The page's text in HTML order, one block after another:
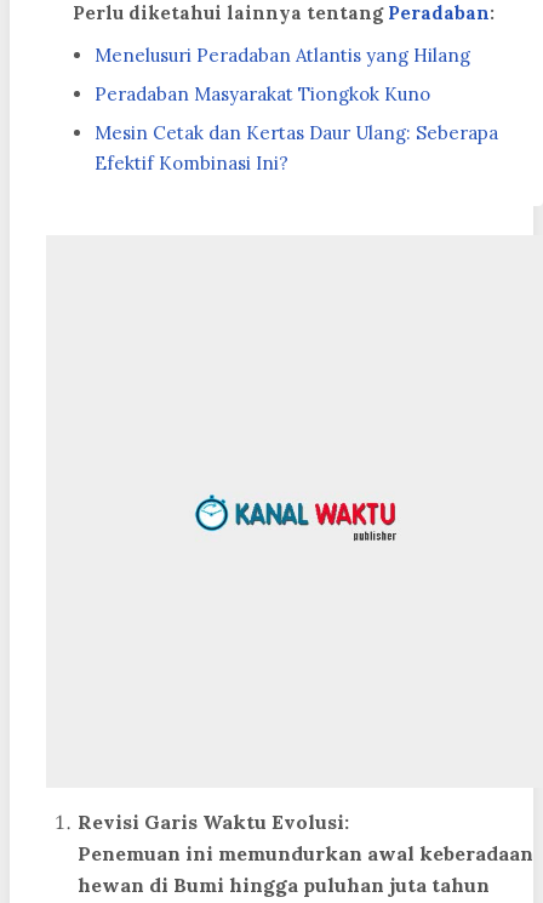
Perlu diketahui lainnya tentang Peradaban:
Menelusuri Peradaban Atlantis yang Hilang
Peradaban Masyarakat Tiongkok Kuno
Mesin Cetak dan Kertas Daur Ulang: Seberapa
Efektif Kombinasi Ini?
Revisi Garis Waktu Evolusi:
Penemuan ini memundurkan awal keberadaan
hewan di Bumi hingga puluhan juta tahun